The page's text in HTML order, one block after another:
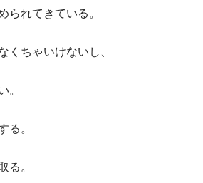
られてきている。
くちゃいけないし、
。
る。
る。